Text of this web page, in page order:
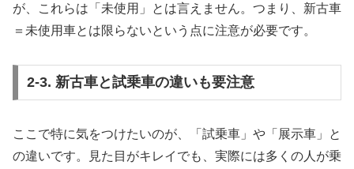
が、これらは「未使用」とは言えません。つまり、新古車
＝未使用車とは限らないという点に注意が必要です。
2-3. 新古車と試乗車の違いも要注意
ここで特に気をつけたいのが、「試乗車」や「展示車」と
の違いです。見た目がキレイでも、実際には多くの人が乗